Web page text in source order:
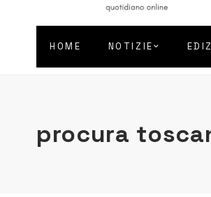
HOME NOTIZIE
procura